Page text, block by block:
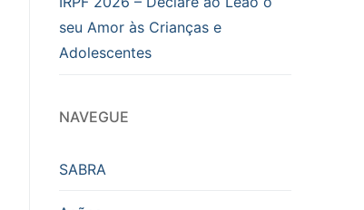
seu Amor às Crianças e
Adolescentes
NAVEGUE
SABRA